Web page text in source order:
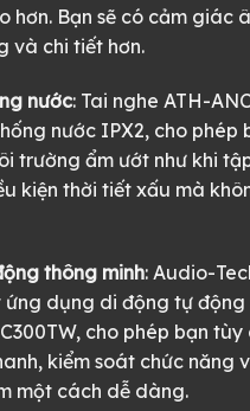
hơn. Bạn sẽ có cảm giác
và chi tiết hơn.
nước: Tai nghe ATH-
nước IPX2, cho phép
trường ẩm ướt như khi
kiện thời tiết xấu mà
thông minh: Audio-
ứng dụng di động tự động
cho phép bạn tùy
kiểm soát chức năng
một cách dễ dàng.